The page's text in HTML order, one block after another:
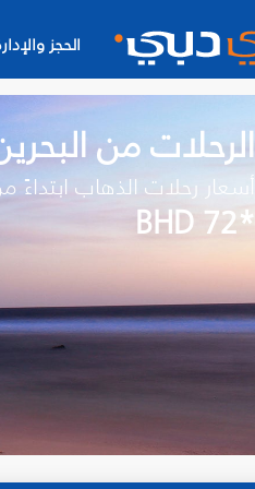
الحجز
الرحلات من
أسعار رحلات الذهاب ابتداءً
*BHD 72